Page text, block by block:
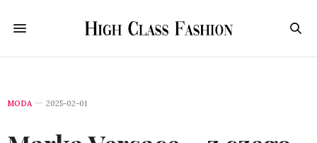
MODA 2025-02-01